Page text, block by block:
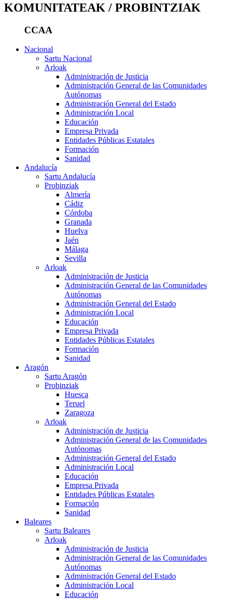
KOMUNITATEAK / PROBINTZIAK
CCAA
Nacional
Sartu Nacional
Arloak
Administración de Justicia
Administración General de las Comunidades
Autónomas
Administración General del Estado
Administración Local
Educación
Empresa Privada
Entidades Públicas Estatales
Formación
Sanidad
Andalucía
Sartu Andalucía
Probinziak
Almería
Cádiz
Córdoba
Granada
Huelva
Jaén
Málaga
Sevilla
Arloak
Administración de Justicia
Administración General de las Comunidades
Autónomas
Administración General del Estado
Administración Local
Educación
Empresa Privada
Entidades Públicas Estatales
Formación
Sanidad
Aragón
Sartu Aragón
Probinziak
Huesca
Teruel
Zaragoza
Arloak
Administración de Justicia
Administración General de las Comunidades
Autónomas
Administración General del Estado
Administración Local
Educación
Empresa Privada
Entidades Públicas Estatales
Formación
Sanidad
Baleares
Sartu Baleares
Arloak
Administración de Justicia
Administración General de las Comunidades
Autónomas
Administración General del Estado
Administración Local
Educación